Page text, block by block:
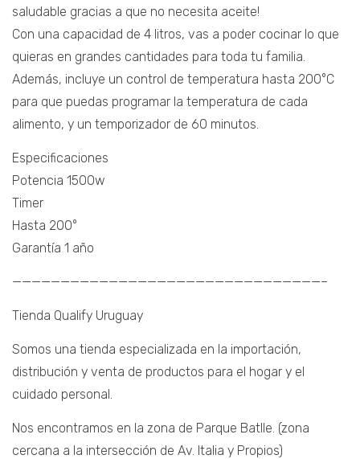
saludable gracias a que no necesita aceite!
Con una capacidad de 4 litros, vas a poder cocinar lo que
quieras en grandes cantidades para toda tu familia.
Además, incluye un control de temperatura hasta 200°C
para que puedas programar la temperatura de cada
alimento, y un temporizador de 60 minutos.
Especificaciones
Potencia 1500w
Timer
Hasta 200°
Garantía 1 año
————————————————————————————————–
Tienda Qualify Uruguay
Somos una tienda especializada en la importación,
distribución y venta de productos para el hogar y el
cuidado personal.
Nos encontramos en la zona de Parque Batlle. (zona
cercana a la intersección de Av. Italia y Propios)